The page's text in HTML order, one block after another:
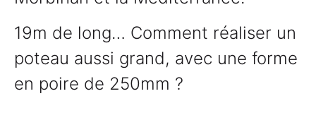
19m de long… Comment réaliser un
poteau aussi grand, avec une forme
en poire de 250mm ?